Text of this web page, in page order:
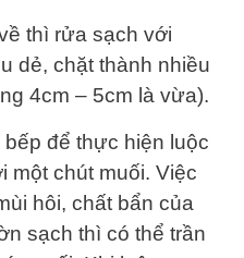
thì rửa sạch với
dẻ, chặt thành nhiều
4cm – 5cm là vừa).
để thực hiện luộc
một chút muối. Việc
hôi, chất bẩn của
sạch thì có thể trần